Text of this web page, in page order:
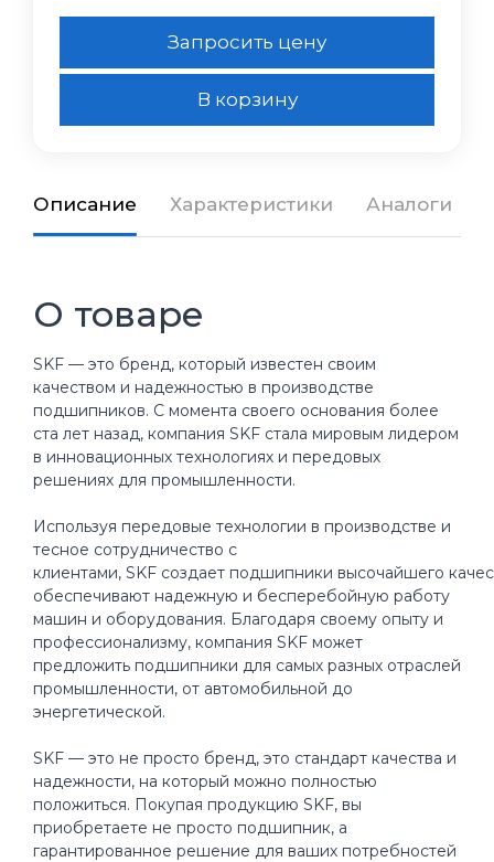
Запросить цену
В корзину
Описание Характеристики Аналоги
О товаре
SKF — это бренд, который известен своим
качеством и надежностью в производстве
подшипников. С момента своего основания более
ста лет назад, компания SKF стала мировым лидером
в инновационных технологиях и передовых
решениях для промышленности.
Используя передовые технологии в производстве и
тесное сотрудничество с
клиентами, SKF создает подшипники высочайшего
обеспечивают надежную и бесперебойную работу
машин и оборудования. Благодаря своему опыту и
профессионализму, компания SKF может
предложить подшипники для самых разных отраслей
промышленности, от автомобильной до
энергетической.
SKF — это не просто бренд, это стандарт качества и
надежности, на который можно полностью
положиться. Покупая продукцию SKF, вы
приобретаете не просто подшипник, а
гарантированное решение для ваших потребностей